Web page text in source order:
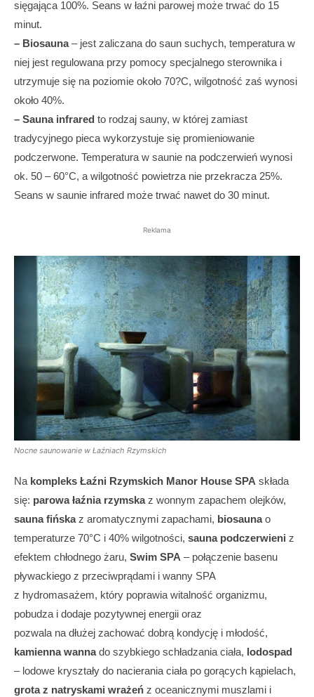
sięgająca 100%. Seans w łaźni parowej może trwać do 15
minut.
– Biosauna– jest zaliczana do saun suchych, temperatura w
niej jest regulowana przy pomocy specjalnego sterownika i
utrzymuje się na poziomie około 70?C, wilgotność zaś wynosi
około 40%.
– Sauna infrared to rodzaj sauny, w której zamiast
tradycyjnego pieca wykorzystuje się promieniowanie
podczerwone. Temperatura w saunie na podczerwień wynosi
ok. 50 – 60°C, a wilgotność powietrza nie przekracza 25%.
Seans w saunie infrared może trwać nawet do 30 minut.
Reklama
Nocne saunowanie w Łaźniach Rzymskich
Na kompleks Łaźni Rzymskich Manor House SPA składa
się: parowa łaźnia rzymskaz wonnym zapachem olejków,
sauna fińskaz aromatycznymi zapachami, biosaunao
temperaturze 70°C i 40% wilgotności, sauna podczerwieni z
efektem chłodnego żaru, Swim SPA – połączenie basenu
pływackiego z przeciwprądami i wanny SPA
z hydromasażem, który poprawia witalność organizmu,
pobudza i dodaje pozytywnej energii oraz
pozwala na dłużej zachować dobrą kondycję i młodość,
kamienna wannado szybkiego schładzania ciała, lodospad
– lodowe kryształy do nacierania ciała po gorących kąpielach,
grota z natryskami wrażeń z oceanicznymi muszlami i